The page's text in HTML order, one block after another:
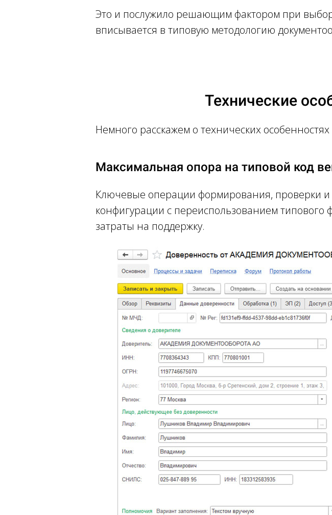
Это и послужило решающим фактором при
вписывается в типовую методологию
Технические
Немного расскажем о технических
Максимальная опора на типовой код
Ключевые операции формирования, проверки
конфигурации с переиспользованием
затраты на поддержку.